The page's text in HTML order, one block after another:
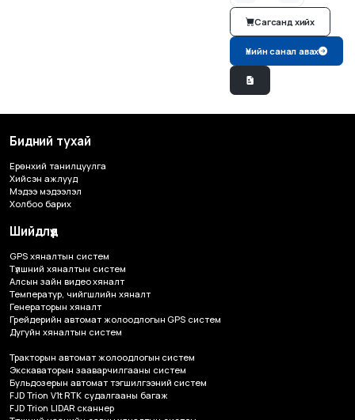
Сагсанд хийх
Үнийн санал авах
Бидний тухай
Ерөнхий танилцуулга
Хийсэн ажлууд
Мэдээ мэдээлэл
Холбоо барих
Шийдлүүд
GPS хяналтын систем
Түлшний хяналтын систем
Алсын зайн видео хяналт
Температур, чийгшлийн хяналт
Генераторын хяналт
Грейдерийн автомат жолоодлогын GPS систем
Дугуйн хяналтын систем
Тракторын автомат жолоодлогын систем
Экскаваторын зааварчилгааны систем
Бульдозерын автомат тэгшилгээний систем
FJD Trion V1t RTK судалгааны багаж
FJD Trion LIDAR сканнер